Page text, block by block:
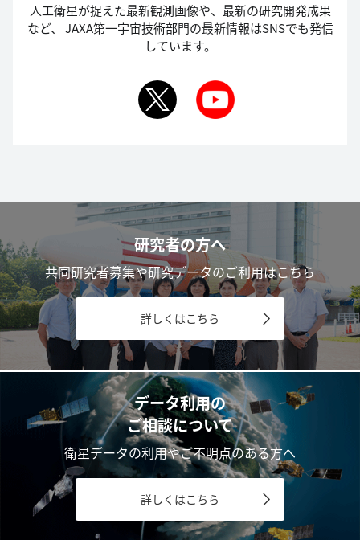
人工衛星が捉えた最新観測画像や、最新の研究開発成果
など、
JAXA第一宇宙技術部門の最新情報はSNSでも発信
しています。
研究者の方へ
共同研究者募集や研究データのご利用はこちら
詳しくはこちら
データ利用の
ご相談について
衛星データの利用やご不明点のある方へ
詳しくはこちら